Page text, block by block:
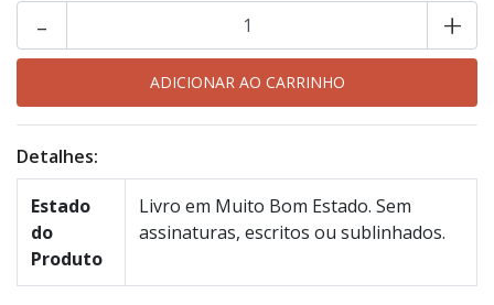
+
-
Detalhes:
Estado
do
Produto
Livro em Muito Bom Estado. Sem
assinaturas, escritos ou sublinhados.